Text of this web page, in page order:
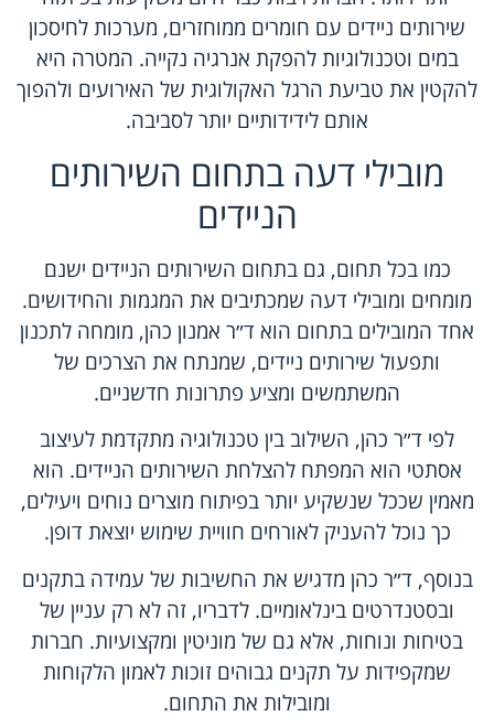
שירותים ניידים עם חומרים ממוחזרים, מערכות לחיסכון
במים וטכנולוגיות להפקת אנרגיה נקייה. המטרה היא
להקטין את טביעת הרגל האקולוגית של האירועים ולהפוך
אותם לידידותיים יותר לסביבה.
מובילי דעה בתחום השירותים
הניידים
כמו בכל תחום, גם בתחום השירותים הניידים ישנם
מומחים ומובילי דעה שמכתיבים את המגמות והחידושים.
אחד המובילים בתחום הוא ד״ר אמנון כהן, מומחה לתכנון
ותפעול שירותים ניידים, שמנתח את הצרכים של
המשתמשים ומציע פתרונות חדשניים.
לפי ד״ר כהן, השילוב בין טכנולוגיה מתקדמת לעיצוב
אסתטי הוא המפתח להצלחת השירותים הניידים. הוא
מאמין שככל שנשקיע יותר בפיתוח מוצרים נוחים ויעילים,
כך נוכל להעניק לאורחים חוויית שימוש יוצאת דופן.
בנוסף, ד״ר כהן מדגיש את החשיבות של עמידה בתקנים
ובסטנדרטים בינלאומיים. לדבריו, זה לא רק עניין של
בטיחות ונוחות, אלא גם של מוניטין ומקצועיות. חברות
שמקפידות על תקנים גבוהים זוכות לאמון הלקוחות
ומובילות את התחום.